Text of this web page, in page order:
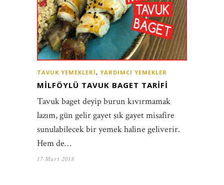
TAVUK YEMEKLERI, YARDIMCI YEMEKLER
MILFÖYLÜ TAVUK BAGET TARIFI
Tavuk baget deyip burun kıvırmamak
lazım, gün gelir gayet şık gayet misafire
sunulabilecek bir yemek haline geliverir.
Hem de…
17 Mart 2018